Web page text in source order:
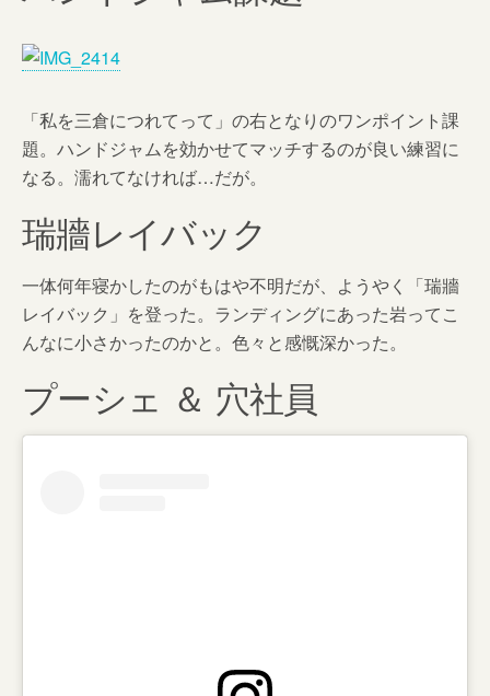
「私を三倉につれてって」の右となりのワンポイント課
題。ハンドジャムを効かせてマッチするのが良い練習に
なる。濡れてなければ…だが。
瑞牆レイバック
一体何年寝かしたのがもはや不明だが、ようやく「瑞牆
レイバック」を登った。ランディングにあった岩ってこ
んなに小さかったのかと。色々と感慨深かった。
プーシェ ＆ 穴社員